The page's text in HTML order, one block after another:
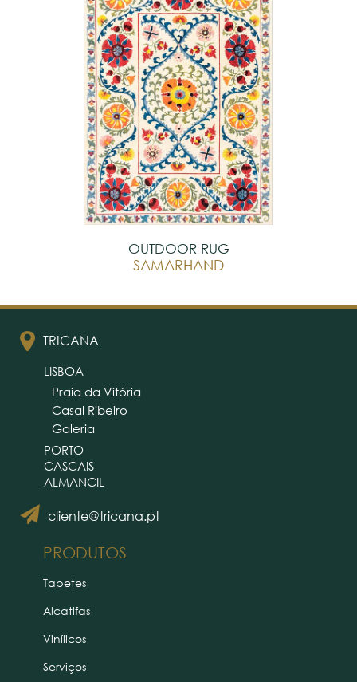
OUTDOOR RUG
SAMARHAND
TRICANA
cliente@tricana.pt
LISBOA
Praia da Vitória
Casal Ribeiro
Galeria
PORTO
CASCAIS
ALMANCIL
PRODUTOS
Tapetes
Alcatifas
Vinílicos
Serviços